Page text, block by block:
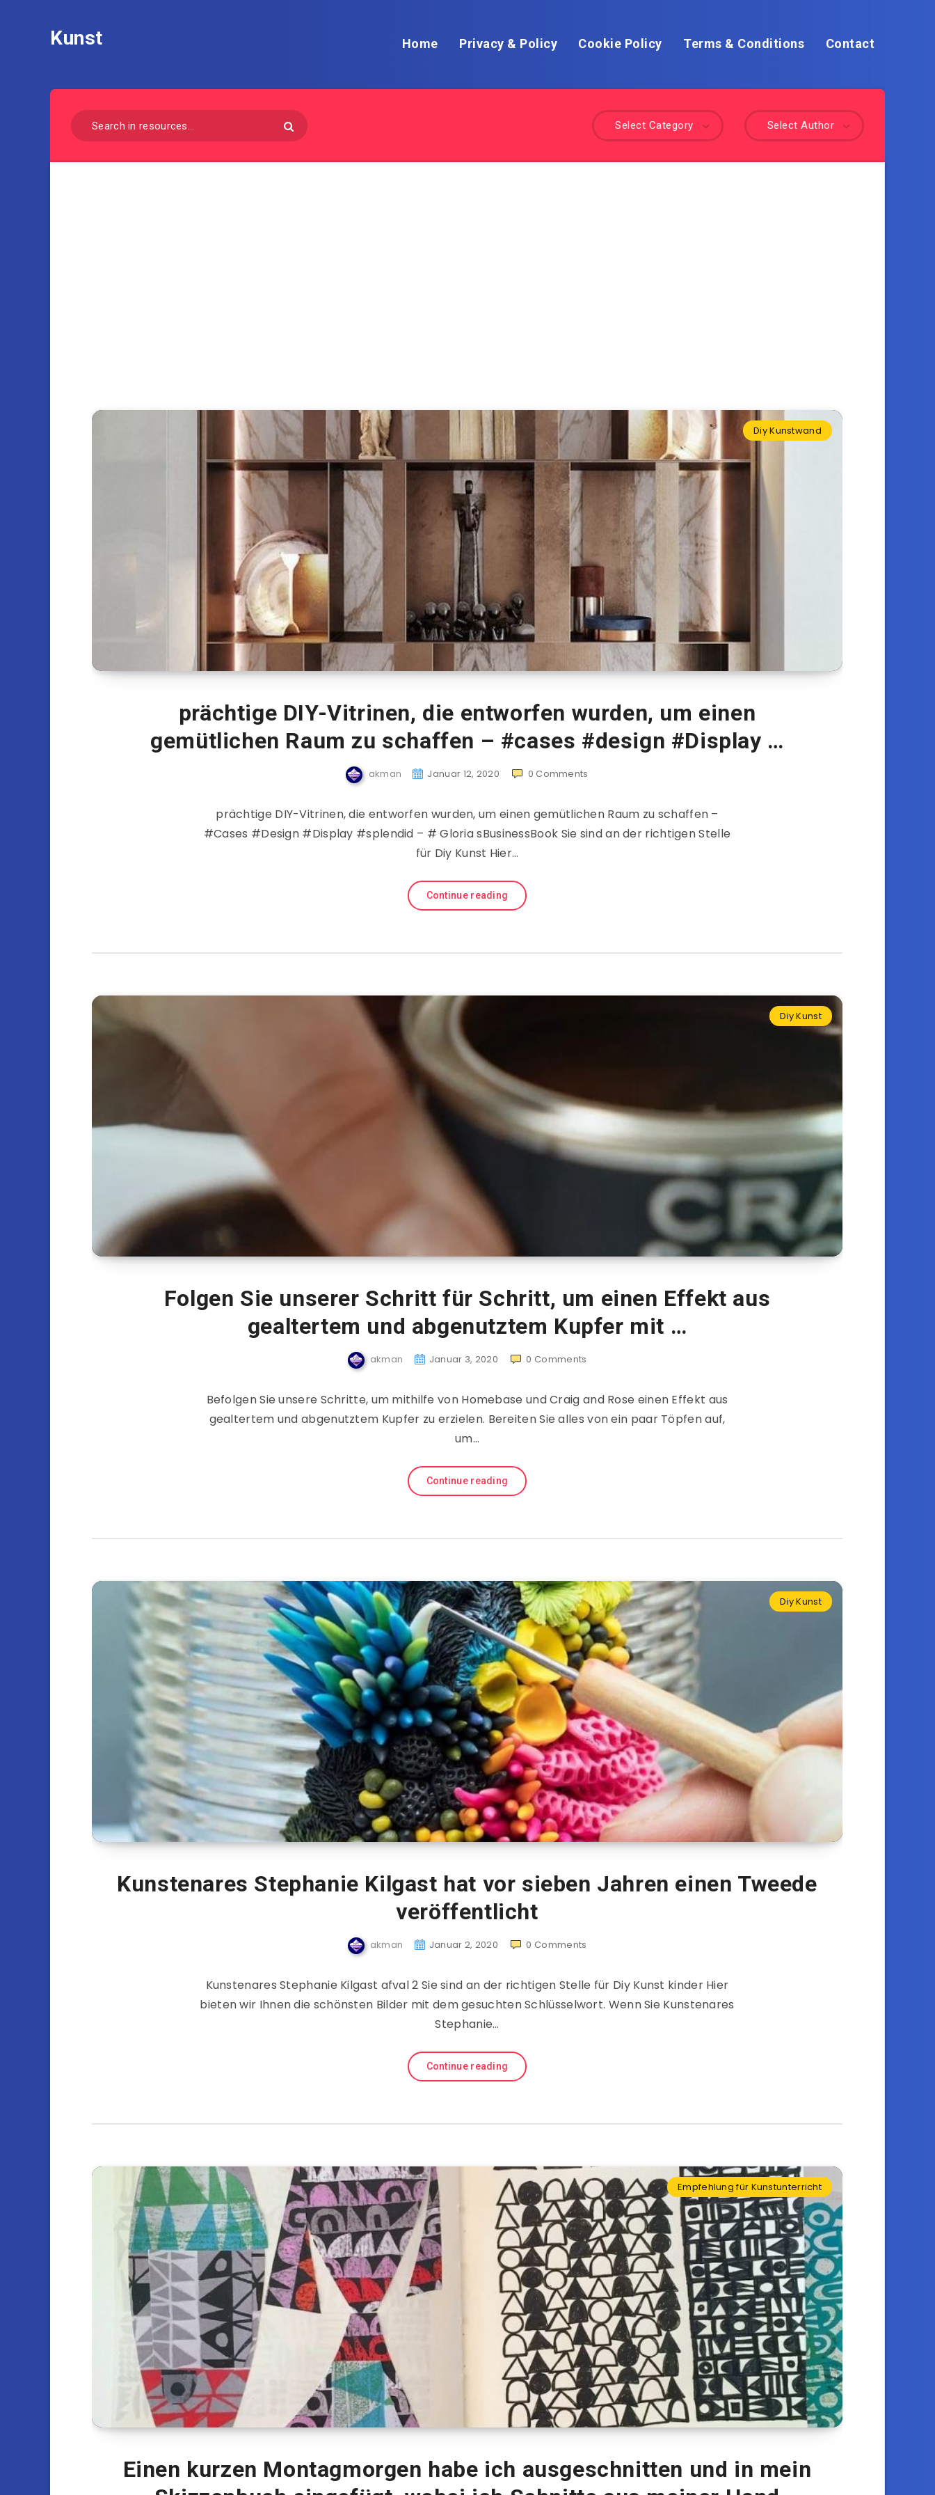
Kunst Home Privacy & Policy Cookie Policy Terms & Conditions Contact
Select Author
Select Category
Diy Kunstwand
prächtige DIY-Vitrinen, die entworfen wurden, um einen
gemütlichen Raum zu schaffen – #cases #design #Display …
akman Januar 12, 2020 0 Comments
prächtige DIY-Vitrinen, die entworfen wurden, um einen gemütlichen Raum zu schaffen –
#Cases #Design #Display #splendid – # Gloria sBusinessBook Sie sind an der richtigen Stelle
für Diy Kunst Hier…
Continue reading
Diy Kunst
Folgen Sie unserer Schritt für Schritt, um einen Effekt aus
gealtertem und abgenutztem Kupfer mit …
akman Januar 3, 2020 0 Comments
Befolgen Sie unsere Schritte, um mithilfe von Homebase und Craig and Rose einen Effekt aus
gealtertem und abgenutztem Kupfer zu erzielen. Bereiten Sie alles von ein paar Töpfen auf,
um…
Continue reading
Diy Kunst
Kunstenares Stephanie Kilgast hat vor sieben Jahren einen Tweede
veröffentlicht
akman Januar 2, 2020 0 Comments
Kunstenares Stephanie Kilgast afval 2 Sie sind an der richtigen Stelle für Diy Kunst kinder Hier
bieten wir Ihnen die schönsten Bilder mit dem gesuchten Schlüsselwort. Wenn Sie Kunstenares
Stephanie…
Continue reading
Empfehlung für Kunstunterricht
Einen kurzen Montagmorgen habe ich ausgeschnitten und in mein